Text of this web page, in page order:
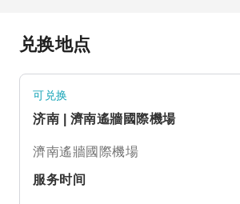
兑换地点
可兑换
济南 | 濟南遙牆國際機場
濟南遙牆國際機場
服务时间